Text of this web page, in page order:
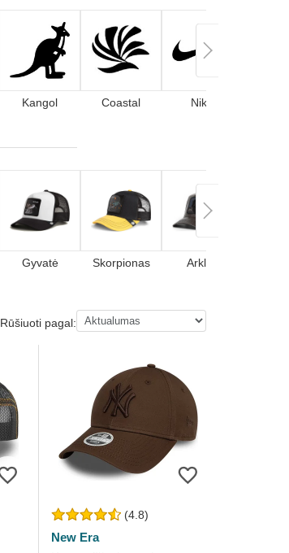
Kangol Coastal Nike
Gyvatė Skorpionas Arklys
Rūšiuoti pagal:
(4.8)
New Era